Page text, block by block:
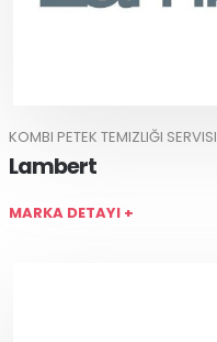
KOMBI PETEK TEMIZLIĞI SERVISI
Lambert
MARKA DETAYI +